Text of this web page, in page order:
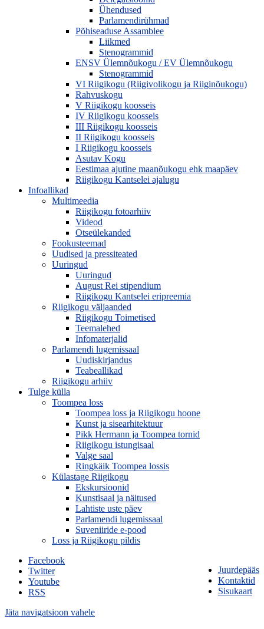
Ühendused
Parlamendirühmad
Põhiseaduse Assamblee
Liikmed
Stenogrammid
ENSV Ülemnõukogu / EV Ülemnõukogu
Stenogrammid
VI Riigikogu (Riigivolikogu ja Riiginõukogu)
Rahvuskogu
V Riigikogu koosseis
IV Riigikogu koosseis
III Riigikogu koosseis
II Riigikogu koosseis
I Riigikogu koosseis
Asutav Kogu
Eestimaa ajutine maanõukogu ehk maapäev
Riigikogu Kantselei ajalugu
Infoallikad
Multimeedia
Riigikogu fotoarhiiv
Videod
Otseülekanded
Fookusteemad
Uudised ja pressiteated
Uuringud
Uuringud
August Rei stipendium
Riigikogu Kantselei eripreemia
Riigikogu väljaanded
Riigikogu Toimetised
Teemalehed
Infomaterjalid
Parlamendi lugemissaal
Uudiskirjandus
Teabeallikad
Riigikogu arhiiv
Tulge külla
Toompea loss
Toompea loss ja Riigikogu hoone
Kunst ja sisearhitektuur
Pikk Hermann ja Toompea tornid
Riigikogu istungisaal
Valge saal
Ringkäik Toompea lossis
Külastage Riigikogu
Ekskursioonid
Kunstisaal ja näitused
Lahtiste uste päev
Parlamendi lugemissaal
Suveniiride e-pood
Loss ja Riigikogu pildis
Juurdepääs
Kontaktid
Sisukaart
Facebook
Twitter
Youtube
RSS
Jäta navigatsioon vahele